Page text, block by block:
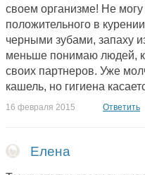
своем организме! Не
положительного в
черными зубами, запаху
меньше понимаю людей,
своих партнеров. Уже
кашель, но гигиена
16 февраля 2015 Ответить
Елена